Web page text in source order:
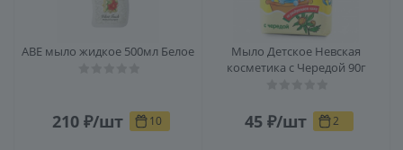
АВЕ мыло жидкое 500мл Белое
210 ₽/шт 10
Мыло Детское Невская
косметика с Чередой 90г
45 ₽/шт 2